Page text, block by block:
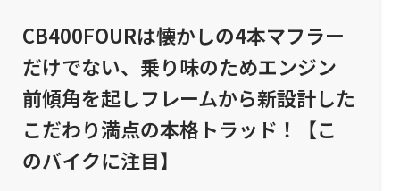
CB400FOURは懐かしの4本マフラー
だけでない、乗り味のためエンジン
前傾角を起しフレームから新設計した
こだわり満点の本格トラッド！【こ
のバイクに注目】